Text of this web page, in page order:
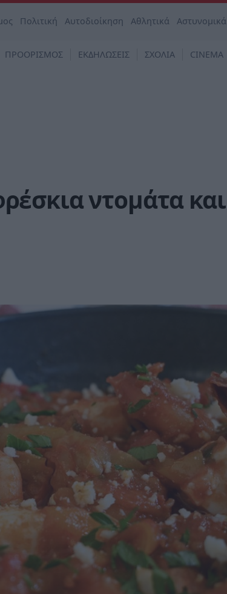
Πολιτική Αυτοδιοίκηση Αθλητικά Αστυνομικά
ΠΡΟΟΡΙΣΜΟΣ ΕΚΔΗΛΩΣΕΙΣ ΣΧΟΛΙΑ CINEMA
ντομάτα και